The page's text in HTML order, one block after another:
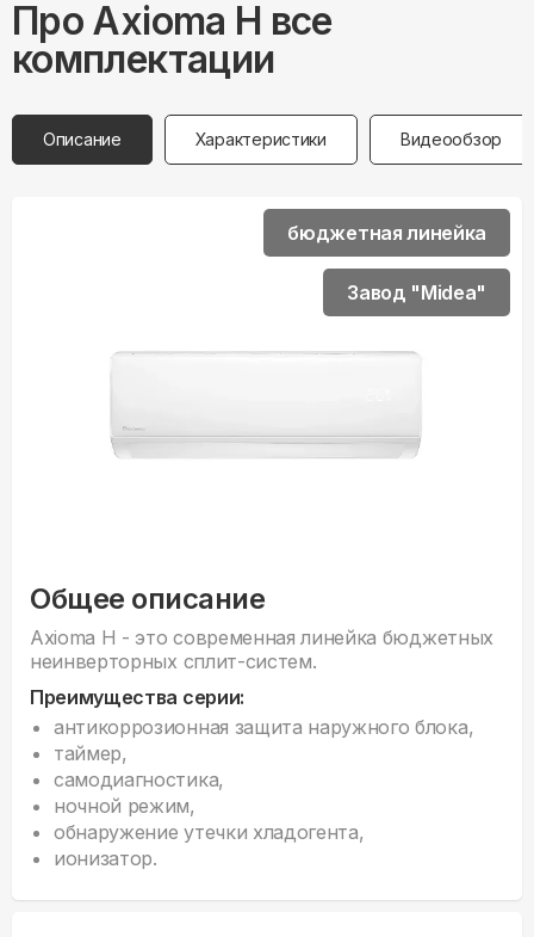
Про Axioma H все
комплектации
Описание Характеристики Видеообзор
Общее описание
Axioma H - это современная линейка бюджетных
неинверторных сплит-систем.
Преимущества серии:
антикоррозионная защита наружного блока,
таймер,
самодиагностика,
ночной режим,
обнаружение утечки хладогента,
ионизатор.
бюджетная линейка
Завод "Midea"